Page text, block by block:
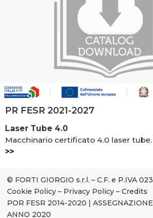
PR FESR 2021-2027
Laser Tube 4.0
Macchinario certificato 4.0 laser tube.
>>
© FORTI GIORGIO s.r.l. – C.F. e P.IVA
Cookie Policy – Privacy Policy – Credits
POR FESR 2014-2020
ANNO 2020